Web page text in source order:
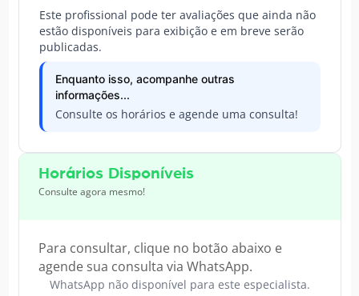
Este profissional pode ter avaliações que ainda não
estão disponíveis para exibição e em breve serão
publicadas.
Enquanto isso, acompanhe outras
informações...
Consulte os horários e agende uma consulta!
Horários Disponíveis
Consulte agora mesmo!
Para consultar, clique no botão abaixo e
agende sua consulta via WhatsApp.
WhatsApp não disponível para este especialista.